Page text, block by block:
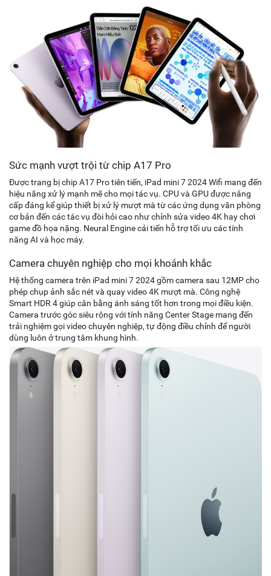
Sức mạnh vượt trội từ chip A17 Pro
Được trang bị chip A17 Pro tiên tiến, iPad mini 7 2024 Wifi mang đến
hiệu năng xử lý mạnh mẽ cho mọi tác vụ. CPU và GPU được nâng
cấp đáng kể giúp thiết bị xử lý mượt mà từ các ứng dụng văn phòng
cơ bản đến các tác vụ đòi hỏi cao như chỉnh sửa video 4K hay chơi
game đồ họa nặng. Neural Engine cải tiến hỗ trợ tối ưu các tính
năng AI và học máy.
Camera chuyên nghiệp cho mọi khoảnh khắc
Hệ thống camera trên iPad mini 7 2024 gồm camera sau 12MP cho
phép chụp ảnh sắc nét và quay video 4K mượt mà. Công nghệ
Smart HDR 4 giúp cân bằng ánh sáng tốt hơn trong mọi điều kiện.
Camera trước góc siêu rộng với tính năng Center Stage mang đến
trải nghiệm gọi video chuyên nghiệp, tự động điều chỉnh để người
dùng luôn ở trung tâm khung hình.